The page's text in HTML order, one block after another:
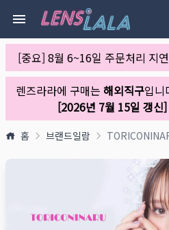
[중요] 8월 6~16일 주문처리 지
렌즈라라에 구매는 해외직구입니
[2026년 7월 15일 갱신]
홈 브랜드일람